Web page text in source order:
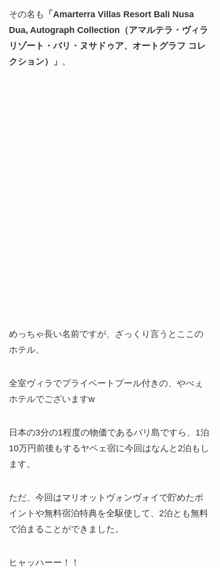
その名も
「Amarterra Villas Resort Bali Nusa
Dua, Autograph Collection（アマルテラ・ヴィラ
リゾート・バリ・ヌサドゥア、オートグラフ コレ
クション）」 。
めっちゃ長い名前ですが、ざっくり言うとここの
ホテル、
全室ヴィラでプライベートプール付きの、やべぇ
ホテルでございますw
日本の3分の1程度の物価であるバリ島ですら、1泊
10万円前後もするヤベェ宿に今回はなんと2泊もし
ます。
ただ、今回はマリオットヴォンヴォイで貯めたポ
イントや無料宿泊特典を全駆使して、2泊とも無料
で泊まることができました。
ヒャッハーー！！